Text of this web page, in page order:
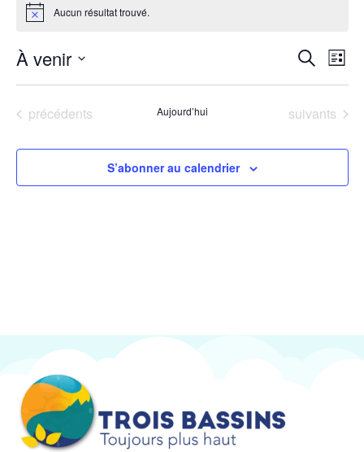
Notice Aucun résultat trouvé.
et
de
Recherche
de
Liste
À venir
date.Évènements
précédents Aujourd’hui Évènements
suivants
S’abonner au calendrier